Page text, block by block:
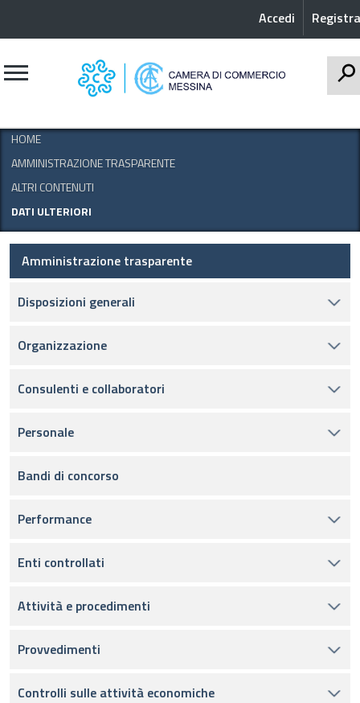
Accedi
HOME
AMMINISTRAZIONE TRASPARENTE
ALTRI CONTENUTI
DATI ULTERIORI
Amministrazione trasparente
Disposizioni generali
Organizzazione
Consulenti e collaboratori
Personale
Bandi di concorso
Performance
Enti controllati
Attività e procedimenti
Provvedimenti
Controlli sulle attività economiche